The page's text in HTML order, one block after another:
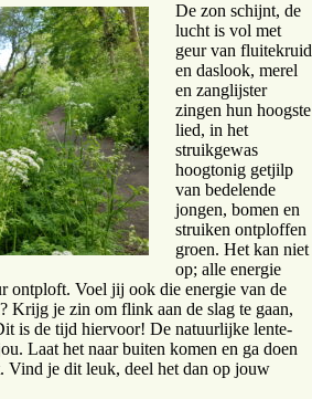
De zon schijnt, de
lucht is vol met
geur van fluitekruid
en daslook, merel
en zanglijster
zingen hun hoogste
lied, in het
struikgewas
hoogtonig getjilp
van bedelende
jongen, bomen en
struiken ontploffen
groen. Het kan niet
op; alle energie
ontploft. Voel jij ook die energie van de
Krijg je zin om flink aan de slag te gaan,
is de tijd hiervoor! De natuurlijke lente-
Laat het naar buiten komen en ga doen
Vind je dit leuk, deel het dan op jouw